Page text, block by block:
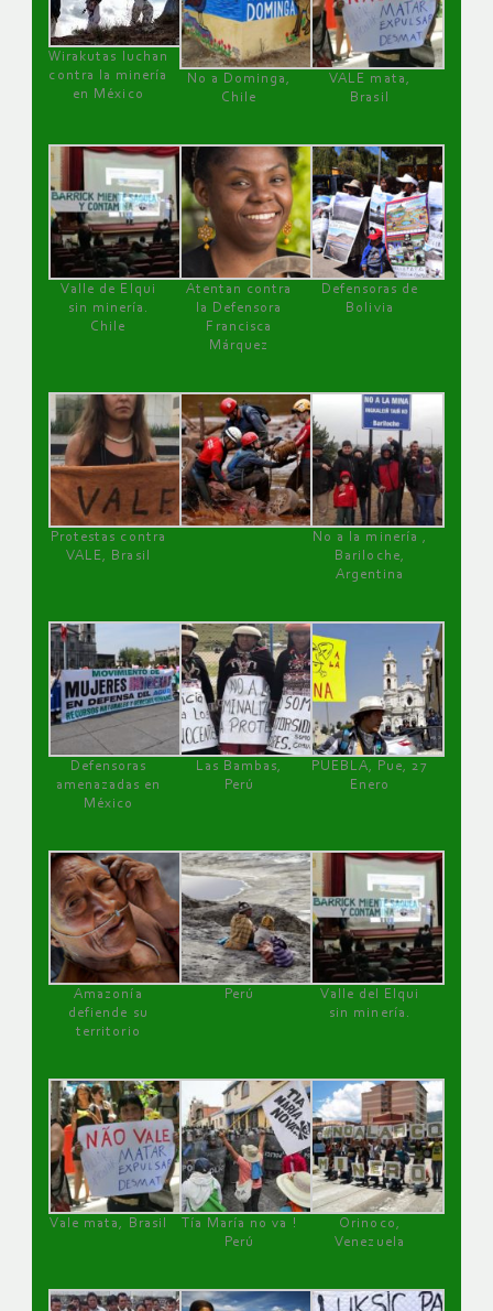
Wirakutas luchan
contra la minería
en México
No a Dominga,
Chile
VALE mata,
Brasil
Valle de Elqui
sin minería.
Chile
Atentan contra
la Defensora
Francisca
Márquez
Defensoras de
Bolivia
Protestas contra
VALE, Brasil
No a la minería ,
Bariloche,
Argentina
Defensoras
amenazadas en
México
Las Bambas,
Perú
PUEBLA, Pue, 27
Enero
Amazonía
defiende su
territorio
Perú
Valle del Elqui
sin minería.
Vale mata, Brasil
Tía María no va !
Perú
Orinoco,
Venezuela